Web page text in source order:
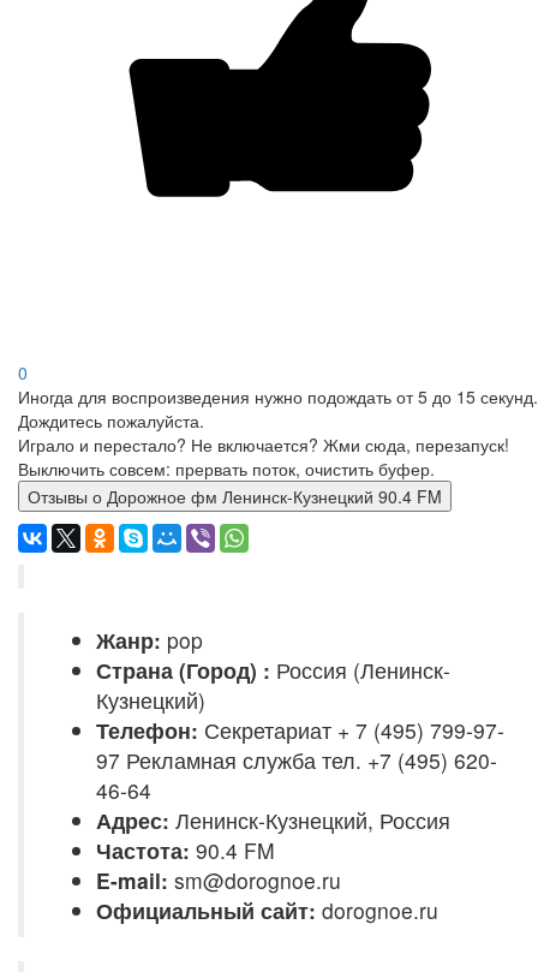
0
Иногда для воспроизведения нужно подождать от 5 до 15 секунд.
Дождитесь пожалуйста.
Играло и перестало? Не включается? Жми сюда, перезапуск!
Выключить совсем: прервать поток, очистить буфер.
Отзывы о Дорожное фм Ленинск-Кузнецкий 90.4 FM
Жанр: pop
Страна (Город) : Россия (Ленинск-
Кузнецкий)
Телефон: Секретариат + 7 (495) 799-97-
97 Рекламная служба тел. +7 (495) 620-
46-64
Адрес: Ленинск-Кузнецкий, Россия
Частота: 90.4 FM
E-mail: sm@dorognoe.ru
Официальный сайт: dorognoe.ru